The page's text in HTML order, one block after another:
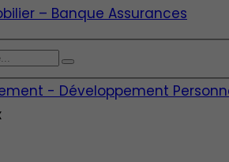
– Banque Assurances
- Développement